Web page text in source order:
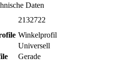
Daten
2132722
Winkelprofil
Universell
Gerade